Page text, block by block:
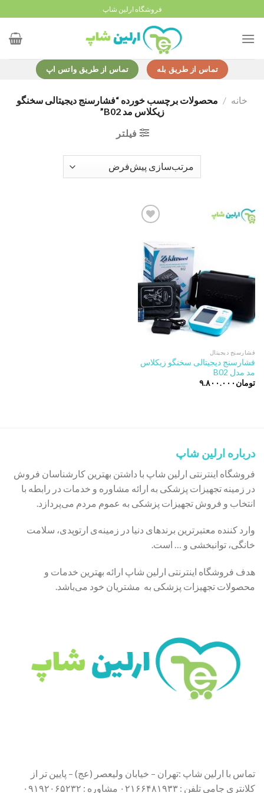
to
content
فروشگاه ارلین شاپ
تماس از طریق بله تماس از طریق واتس اپ
خانه / محصولات برچسب خورده “فشارسنج دیجیتالی سخنگو
زیکلاس مد B02”
فیلتر
Add to
wishlist
فشارسنج دیجیتال
فشارسنج دیجیتالی سخنگو زیکلاس
مد مدل B02
تومان ۹.۸۰۰.۰۰۰
درباره ارلین شاپ
فروشگاه اینترنتی ارلین شاپ با داشتن بهترین کارشناسان فروش
در زمینه تجهیزات پزشکی به ارائه مشاوره و خدمات در رابطه با
انتخاب و فروش تجهیزات پزشکی به عموم مردم می‌پردازد.
وارد کننده معتبرترین برندهای دنیا در زمینه‌ی ارتوپدی، سلامت
خانگی، توانبخشی و … است.
هدف فروشگاه اینترنتی ارلین شاپ ارائه بهترین خدمات و
محصولات تجهیزات پزشکی به مشتریان خود می‌باشد.
تماس با ارلین شاپ :تهران – خیابان ولیعصر (عج) – پایین تر از
کلانتری جامی تلفن : ۰۲۱۶۶۴۸۱۹۳۳ مشاوره : ۰۹۱۹۲۰۶۵۲۳۲